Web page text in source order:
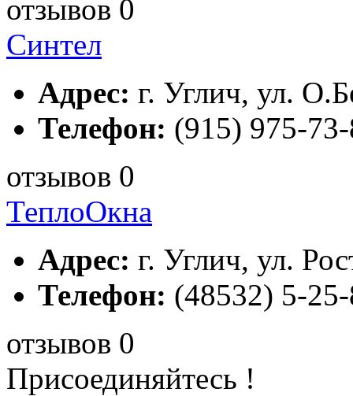
отзывов 0
Синтел
Адрес: г. Углич, ул.
Телефон: (915) 975-
отзывов 0
ТеплоОкна
Адрес: г. Углич, ул.
Телефон: (48532) 5-
отзывов 0
Присоединяйтесь !